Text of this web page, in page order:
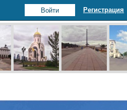
Регистрация